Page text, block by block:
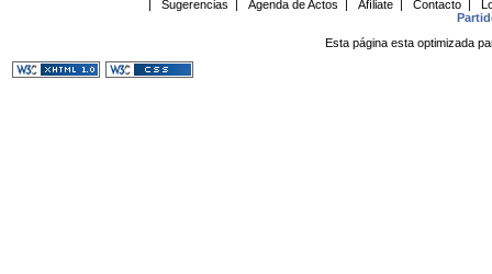
|
Sugerencias | Agenda de Actos | Afíliate | Contacto |
Esta página esta optimizada